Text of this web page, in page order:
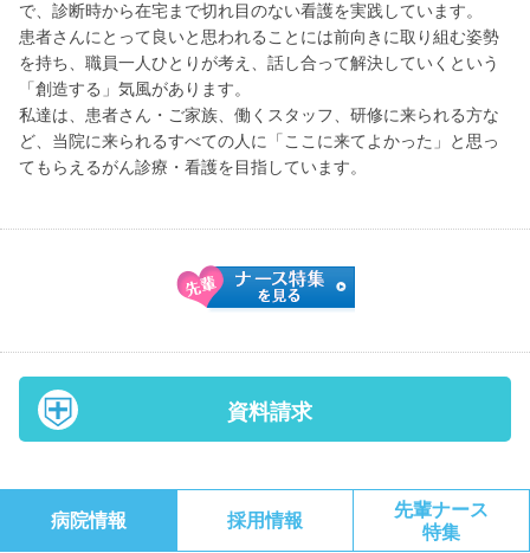
で、診断時から在宅まで切れ目のない看護を実践しています。
患者さんにとって良いと思われることには前向きに取り組む姿勢
を持ち、職員一人ひとりが考え、話し合って解決していくという
「創造する」気風があります。
私達は、患者さん・ご家族、働くスタッフ、研修に来られる方な
ど、当院に来られるすべての人に「ここに来てよかった」と思っ
てもらえるがん診療・看護を目指しています。
資料請求
病院情報 採用情報
先輩ナース
特集